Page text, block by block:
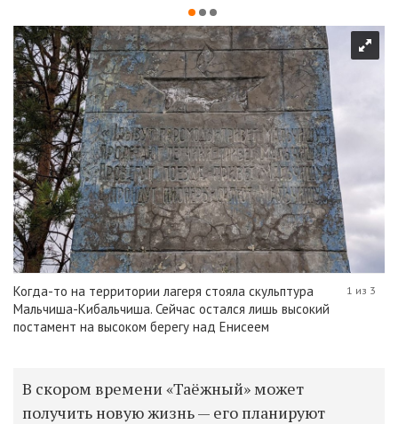
Когда-то на территории лагеря стояла скульптура
Мальчиша-Кибальчиша. Сейчас остался лишь высокий
постамент на высоком берегу над Енисеем
1 из 3
В скором времени «Таёжный» может
получить новую жизнь — его планируют